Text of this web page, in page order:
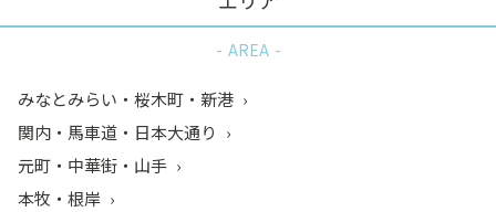
AREA
みなとみらい・桜木町・新港
関内・馬車道・日本大通り
元町・中華街・山手
本牧・根岸